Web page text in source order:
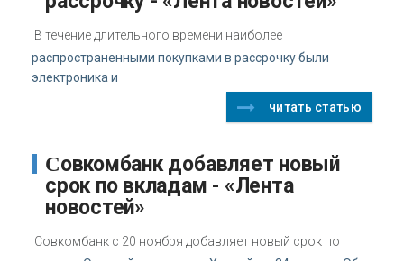
В течение длительного времени наиболее
распространенными покупками в рассрочку были
электроника и
читать статью
Совкомбанк добавляет новый
срок по вкладам - «Лента
новостей»
Совкомбанк с 20 ноября добавляет новый срок по